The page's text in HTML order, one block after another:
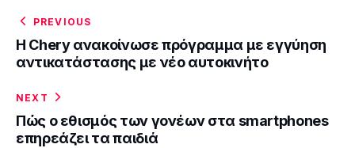
PREVIOUS
Η Chery ανακοίνωσε πρόγραμμα με εγγύηση
αντικατάστασης με νέο αυτοκινήτο
NEXT
Πώς ο εθισμός των γονέων στα smartphones
επηρεάζει τα παιδιά